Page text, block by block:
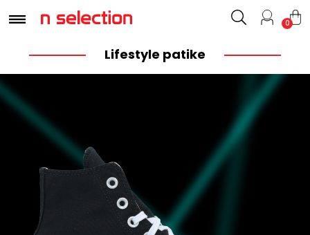
0
Lifestyle patike